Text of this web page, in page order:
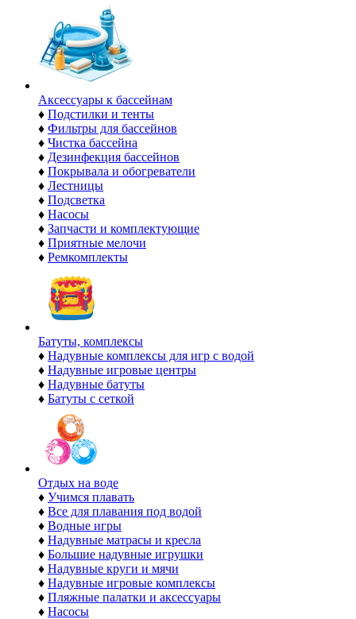
Аксессуары к бассейнам
♦ Подстилки и тенты
♦ Фильтры для бассейнов
♦ Чистка бассейна
♦ Дезинфекция бассейнов
♦ Покрывала и обогреватели
♦ Лестницы
♦ Подсветка
♦ Насосы
♦ Запчасти и комплектующие
♦ Приятные мелочи
♦ Ремкомплекты
Батуты, комплексы
♦ Надувные комплексы для игр с водой
♦ Надувные игровые центры
♦ Надувные батуты
♦ Батуты с сеткой
Отдых на воде
♦ Учимся плавать
♦ Все для плавания под водой
♦ Водные игры
♦ Надувные матрасы и кресла
♦ Большие надувные игрушки
♦ Надувные круги и мячи
♦ Надувные игровые комплексы
♦ Пляжные палатки и аксессуары
♦ Насосы